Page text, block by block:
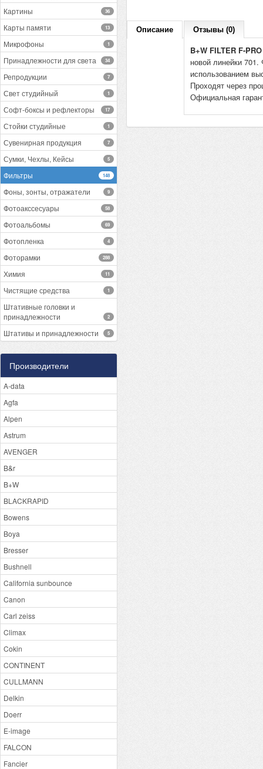
Картины 36
Карты памяти 13
Микрофоны 1
Принадлежности для света 34
Репродукции 7
Свет студийный 1
Софт-боксы и рефлекторы 17
Стойки студийные 1
Сувенирная продукция 7
Сумки, Чехлы, Кейсы 5
Фильтры 148
Фоны, зонты, отражатели 9
Фотоакссесуары 58
Фотоальбомы 69
Фотопленка 4
Фоторамки 288
Химия 11
Чистящие средства 1
Штативные головки и
принадлежности
2
Штативы и принадлежности 5
Производители
A-data
Agfa
Alpen
Astrum
AVENGER
B&r
B+W
BLACKRAPID
Bowens
Boya
Bresser
Bushnell
California sunbounce
Canon
Carl zeiss
Climax
Cokin
CONTINENT
CULLMANN
Delkin
Doerr
E-image
FALCON
Fancier
Описание Отзывы (0)
B+W FILTER F-
новой линейки
использованием
Проходят через
Официальная